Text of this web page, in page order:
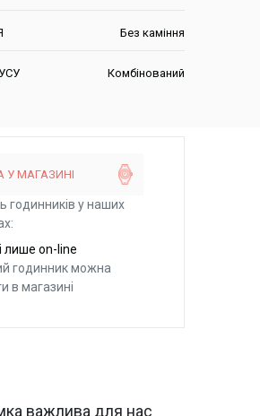
Без каміння
Комбінований
У МАГАЗИНІ
годинників у наших
лише on-line
годинник можна
в магазині
важлива для нас